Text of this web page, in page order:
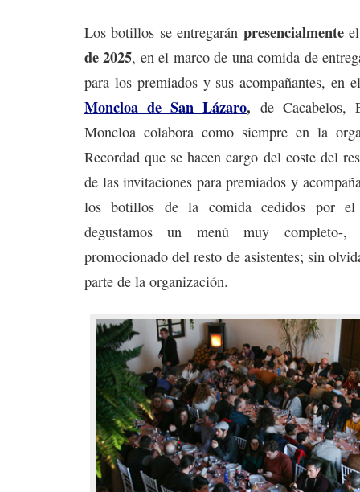
Los botillos se entregarán presencialmente
de 2025, en el marco de una comida de
para los premiados y sus acompañantes, en
Moncloa de San Lázaro, de
Moncloa colabora como siempre en la
Recordad que se hacen cargo del coste del
de las invitaciones para premiados y
los botillos de la comida cedidos por el
degustamos un menú muy completo-
promocionado del resto de asistentes; sin
parte de la organización.